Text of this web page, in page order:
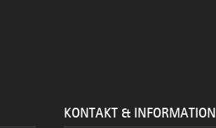
KONTAKT & INFORMATION